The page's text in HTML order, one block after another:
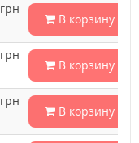
грн
В корзину
грн
В корзину
грн
В корзину